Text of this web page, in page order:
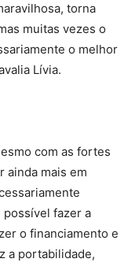
torna
muitas vezes o
o melhor
Lívia.
com as fortes
ainda mais em
fazer a
o financiamento e
a portabilidade,